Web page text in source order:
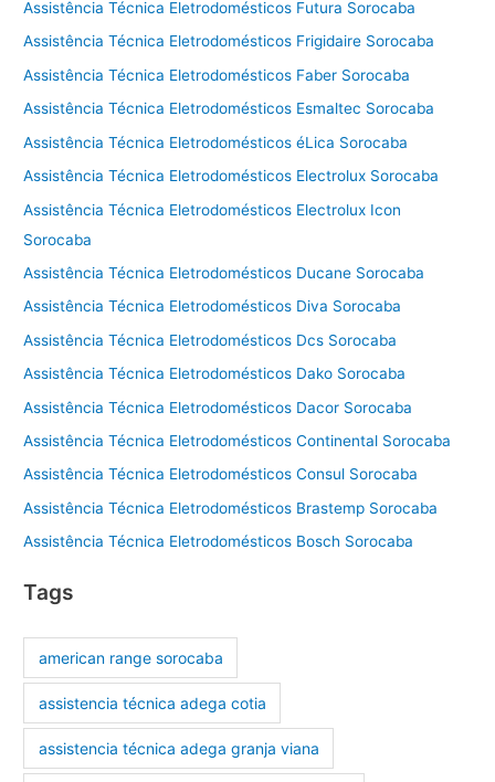
Assistência Técnica Eletrodomésticos Futura Sorocaba
Assistência Técnica Eletrodomésticos Frigidaire Sorocaba
Assistência Técnica Eletrodomésticos Faber Sorocaba
Assistência Técnica Eletrodomésticos Esmaltec Sorocaba
Assistência Técnica Eletrodomésticos éLica Sorocaba
Assistência Técnica Eletrodomésticos Electrolux Sorocaba
Assistência Técnica Eletrodomésticos Electrolux Icon
Sorocaba
Assistência Técnica Eletrodomésticos Ducane Sorocaba
Assistência Técnica Eletrodomésticos Diva Sorocaba
Assistência Técnica Eletrodomésticos Dcs Sorocaba
Assistência Técnica Eletrodomésticos Dako Sorocaba
Assistência Técnica Eletrodomésticos Dacor Sorocaba
Assistência Técnica Eletrodomésticos Continental Sorocaba
Assistência Técnica Eletrodomésticos Consul Sorocaba
Assistência Técnica Eletrodomésticos Brastemp Sorocaba
Assistência Técnica Eletrodomésticos Bosch Sorocaba
Tags
american range sorocaba
assistencia técnica adega cotia
assistencia técnica adega granja viana